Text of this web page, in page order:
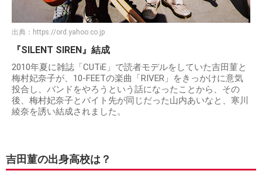
出典： https://ord.yahoo.co.jp
『SILENT SIREN』結成
2010年夏に雑誌「CUTiE」で読者モデルをしていた吉田菫と
梅村妃奈子が、10-FEETの楽曲「RIVER」をきっかけに意気
投合し、バンドをやろうという話になったことから、その
後、梅村妃奈子とバイト先が同じだった山内あいなと、寒川
綾奈を誘い結成されました。
吉田菫の出身高校は？